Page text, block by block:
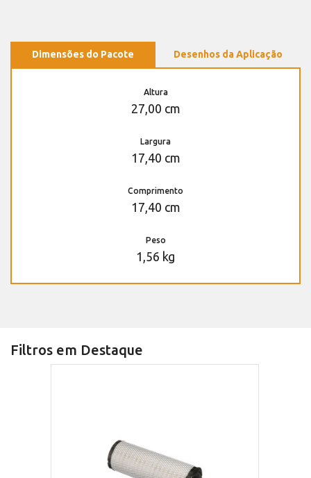
Dimensões do Pacote Desenhos da Aplicação
Altura
27,00 cm
Largura
17,40 cm
Comprimento
17,40 cm
Peso
1,56 kg
Filtros em Destaque